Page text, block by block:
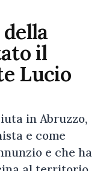
il
Lucio
in Abruzzo,
e come
e che ha